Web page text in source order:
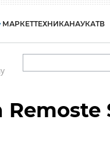
МАРКЕТТЕХНИКАНАУКАТВ
Remoste